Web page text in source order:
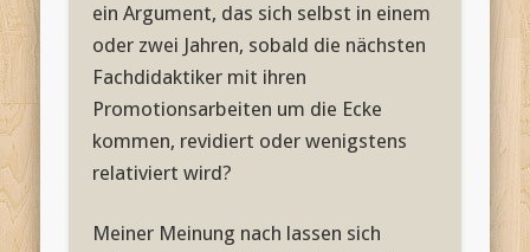
ein Argument, das sich selbst in einem
oder zwei Jahren, sobald die nächsten
Fachdidaktiker mit ihren
Promotionsarbeiten um die Ecke
kommen, revidiert oder wenigstens
relativiert wird?
Meiner Meinung nach lassen sich